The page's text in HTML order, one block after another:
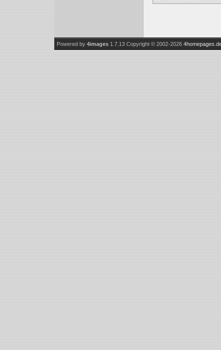
Powered by 4images 1.7.13 Copyright © 2002-2026